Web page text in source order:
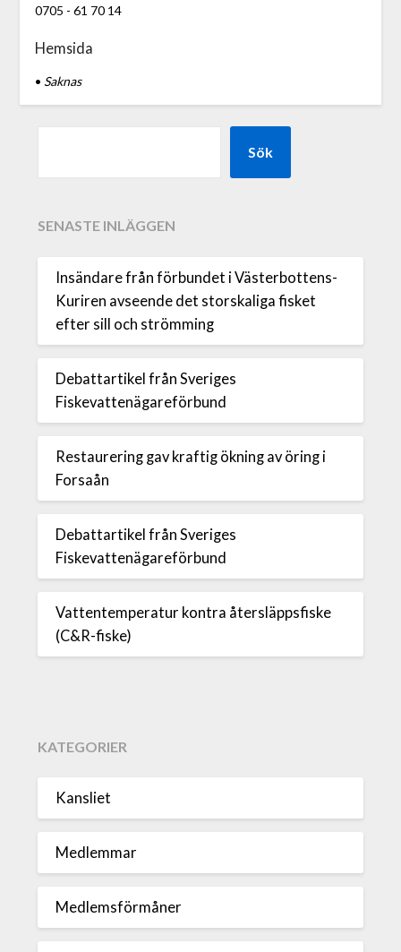
0705 - 61 70 14
Hemsida
• Saknas
Sök
SENASTE INLÄGGEN
Insändare från förbundet i Västerbottens-
Kuriren avseende det storskaliga fisket
efter sill och strömming
Debattartikel från Sveriges
Fiskevattenägareförbund
Restaurering gav kraftig ökning av öring i
Forsaån
Debattartikel från Sveriges
Fiskevattenägareförbund
Vattentemperatur kontra återsläppsfiske
(C&R-fiske)
KATEGORIER
Kansliet
Medlemmar
Medlemsförmåner